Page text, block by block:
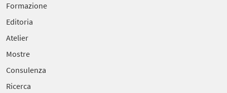
Formazione
Editoria
Atelier
Mostre
Consulenza
Ricerca